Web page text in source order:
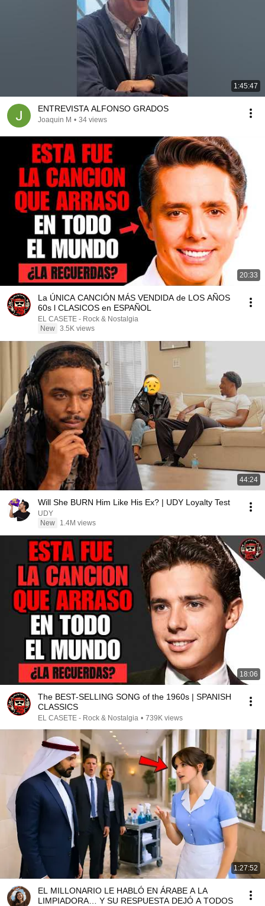
1:45:47
ENTREVISTA ALFONSO GRADOS
Joaquin M • 34 views
20:33
La ÚNICA CANCIÓN MÁS VENDIDA de LOS AÑOS
60s l CLASICOS en ESPAÑOL
EL CASETE - Rock & Nostalgia
New 3.5K views
44:24
Will She BURN Him Like His Ex? | UDY Loyalty Test
UDY
New
1.4M views
18:06
The BEST-SELLING SONG of the 1960s | SPANISH
CLASSICS
EL CASETE - Rock & Nostalgia • 739K views
1:27:52
EL MILLONARIO LE HABLÓ EN ÁRABE A LA
LIMPIADORA… Y SU RESPUESTA DEJÓ A TODOS